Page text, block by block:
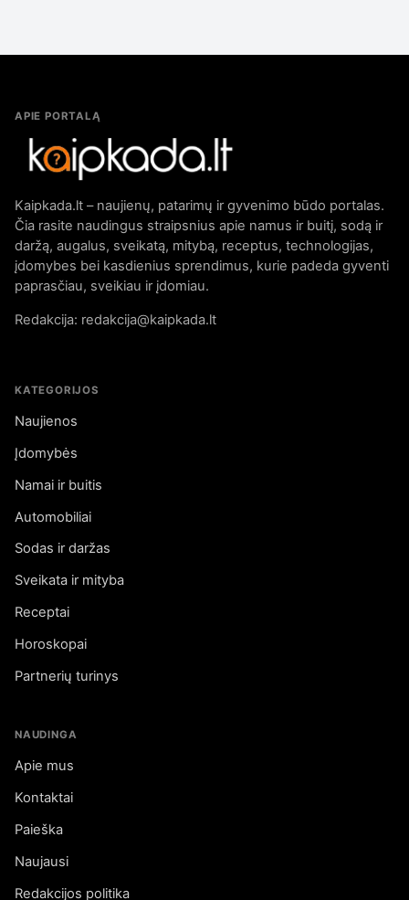
APIE PORTALĄ
Kaipkada.lt – naujienų, patarimų ir gyvenimo būdo portalas.
Čia rasite naudingus straipsnius apie namus ir buitį, sodą ir
daržą, augalus, sveikatą, mitybą, receptus, technologijas,
įdomybes bei kasdienius sprendimus, kurie padeda gyventi
paprasčiau, sveikiau ir įdomiau.
Redakcija: redakcija@kaipkada.lt
KATEGORIJOS
Naujienos
Įdomybės
Namai ir buitis
Automobiliai
Sodas ir daržas
Sveikata ir mityba
Receptai
Horoskopai
Partnerių turinys
NAUDINGA
Apie mus
Kontaktai
Paieška
Naujausi
Redakcijos politika